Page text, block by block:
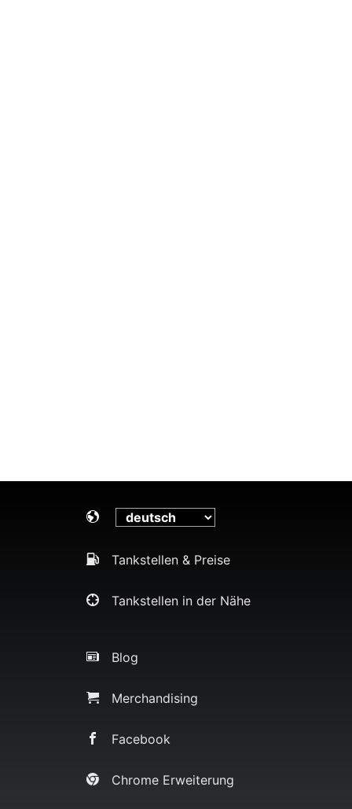
Tankstellen & Preise
Tankstellen in der Nähe
Blog
Merchandising
Facebook
Chrome Erweiterung